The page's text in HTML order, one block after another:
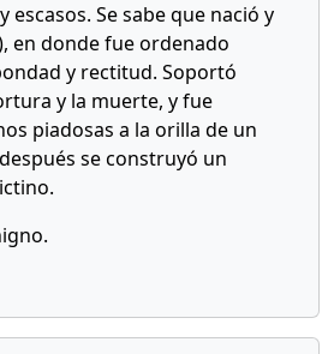
escasos. Se sabe que nació y
en donde fue ordenado
y rectitud. Soportó
y la muerte, y fue
piadosas a la orilla de un
se construyó un